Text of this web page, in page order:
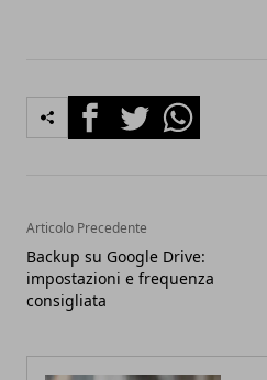
FacebookTwitterWhatsapp
Articolo Precedente
Backup su Google Drive:
impostazioni e frequenza
consigliata